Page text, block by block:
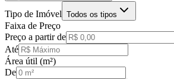
Tipo de Imóvel Todos os tipos
Faixa de Preço
Preço a partir de
Até
Área útil (m²)
De